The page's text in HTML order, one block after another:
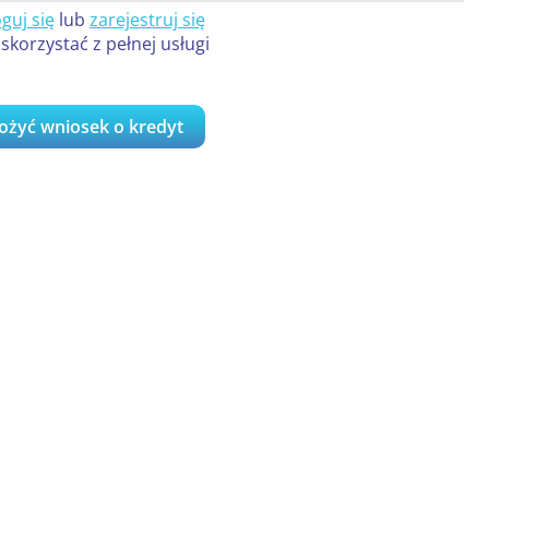
się lub zarejestruj się
z pełnej usługi
wniosek o kredyt